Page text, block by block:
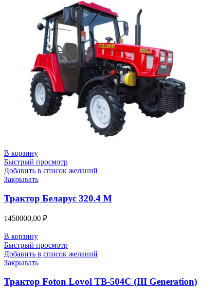
В корзину
Быстрый просмотр
Добавить в список желаний
Закрывать
Трактор Беларус 320.4 М
1450000,00 ₽
В корзину
Быстрый просмотр
Добавить в список желаний
Закрывать
Трактор Foton Lovol TB-504C (III Generation)